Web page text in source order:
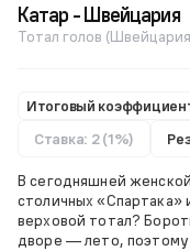
Катар - Швейцария
Тотал голов
Итоговый
Ставка: 2 (1%)
В сегодняшней
столичных
верховой тотал?
дворе — лето,